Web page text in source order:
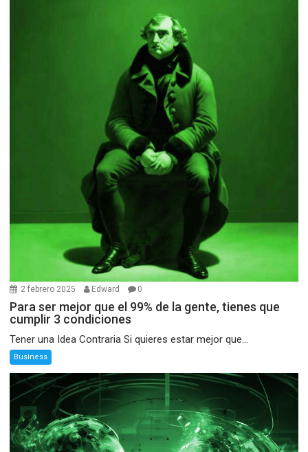
2 febrero 2025 Edward 0
Para ser mejor que el 99% de la gente, tienes que
cumplir 3 condiciones
Tener una Idea Contraria Si quieres estar mejor que...
Business